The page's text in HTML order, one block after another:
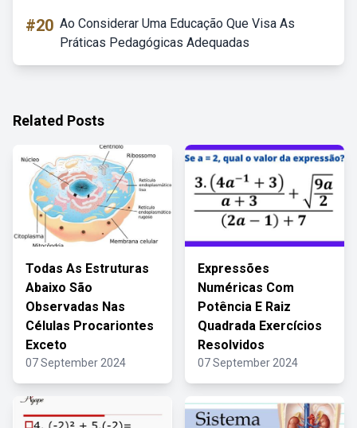
#20 Ao Considerar Uma Educação Que Visa As
Práticas Pedagógicas Adequadas
Related Posts
Todas As Estruturas
Abaixo São
Observadas Nas
Células Procariontes
Exceto
07 September 2024
Expressões
Numéricas Com
Potência E Raiz
Quadrada Exercícios
Resolvidos
07 September 2024